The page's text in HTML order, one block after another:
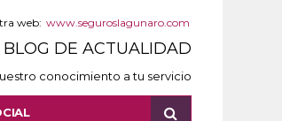
web: www.seguroslagunaro.com
BLOG DE ACTUALIDAD
conocimiento a tu servicio